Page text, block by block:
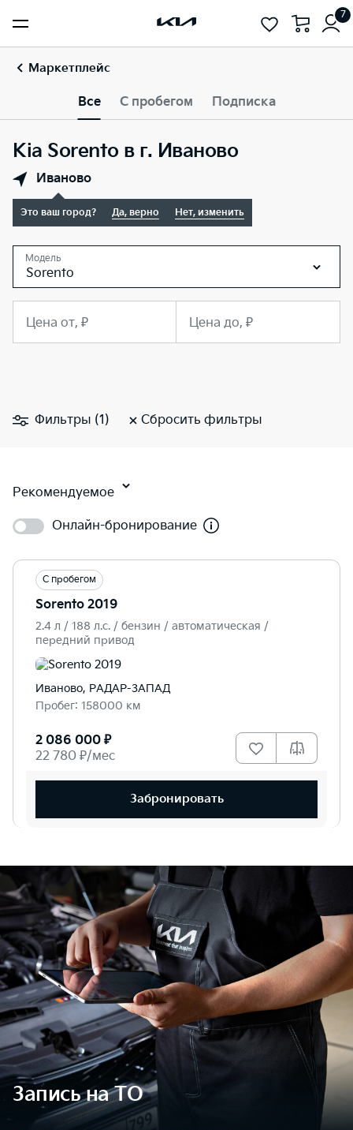
7
Маркетплейс
Все С пробегом Подписка
Kia Sorento в г. Иваново
Иваново
Это ваш город? Да, верно Нет, изменить
Модель
Sorento
Цена от, ₽ Цена до, ₽
Фильтры (1) Сбросить фильтры
Рекомендуемое
Онлайн-бронирование
С пробегом
Sorento 2019
2.4 л / 188 л.c. / бензин / автоматическая /
передний привод
Иваново, РАДАР-ЗАПАД
Пробег: 158000 км
2 086 000 ₽
22 780 ₽/мес
Забронировать
Запись на ТО